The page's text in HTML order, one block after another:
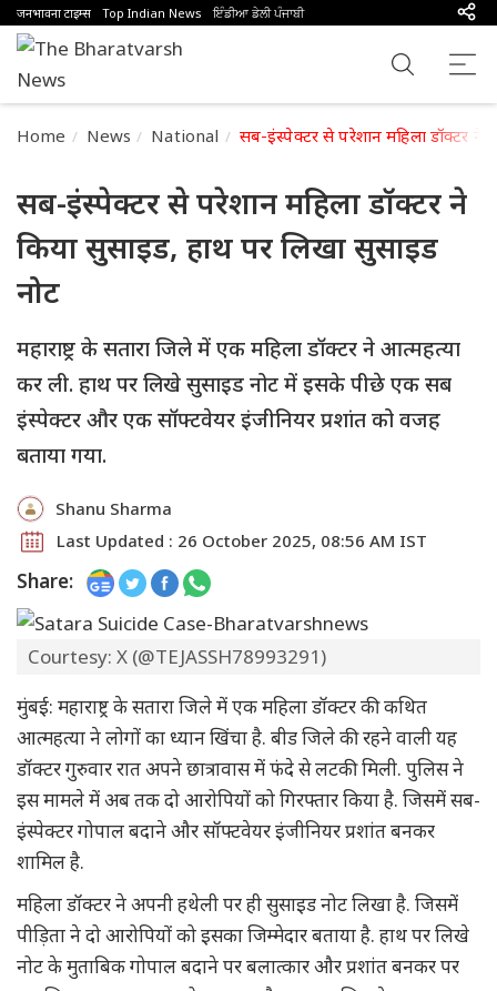
जनभावना टाइम्स Top Indian News ਇੰਡੀਆ ਡੇਲੀ ਪੰਜਾਬੀ
Home News National सब-इंस्पेक्टर से परेशान महिला डॉक्टर ने
सब-इंस्पेक्टर से परेशान महिला डॉक्टर ने
किया सुसाइड, हाथ पर लिखा सुसाइड
नोट
महाराष्ट्र के सतारा जिले में एक महिला डॉक्टर ने आत्महत्या
कर ली. हाथ पर लिखे सुसाइड नोट में इसके पीछे एक सब
इंस्पेक्टर और एक सॉफ्टवेयर इंजीनियर प्रशांत को वजह
बताया गया.
Shanu Sharma
Last Updated : 26 October 2025, 08:56 AM IST
Share:
Courtesy: X (@TEJASSH78993291)
मुंबई: महाराष्ट्र के सतारा जिले में एक महिला डॉक्टर की कथित
आत्महत्या ने लोगों का ध्यान खिंचा है. बीड जिले की रहने वाली यह
डॉक्टर गुरुवार रात अपने छात्रावास में फंदे से लटकी मिली. पुलिस ने
इस मामले में अब तक दो आरोपियों को गिरफ्तार किया है. जिसमें सब-
इंस्पेक्टर गोपाल बदाने और सॉफ्टवेयर इंजीनियर प्रशांत बनकर
शामिल है.
महिला डॉक्टर ने अपनी हथेली पर ही सुसाइड नोट लिखा है. जिसमें
पीड़िता ने दो आरोपियों को इसका जिम्मेदार बताया है. हाथ पर लिखे
नोट के मुताबिक गोपाल बदाने पर बलात्कार और प्रशांत बनकर पर